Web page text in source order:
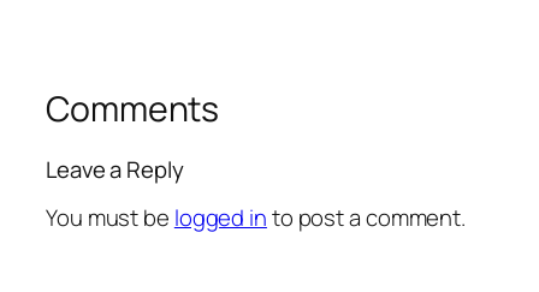
Comments
Leave a Reply
You must be logged into post a comment.